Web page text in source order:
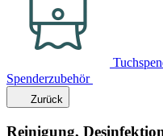
Spenderzubehör
Zurück
Reinigung,